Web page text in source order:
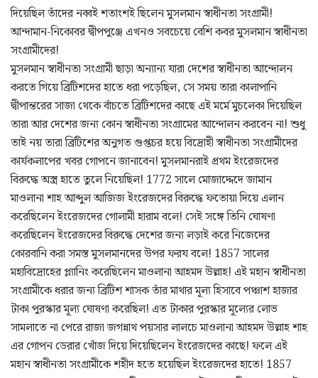
দিয়েছিল তাঁদের নব্বই শতাংশই ছিলেন মুসলমান স্বাধীনতা সংগ্রামী!
আন্দামান-নিকোবর দ্বীপপুঞ্জে এখনও সবচেয়ে বেশি কবর মুসলমান স্বাধীনতা
সংগ্রামীদের!
মুসলমান স্বাধীনতা সংগ্রামী ছাড়া অন্যান্য যারা দেশের স্বাধীনতা আন্দোলন
করতে গিয়ে ব্রিটিশদের হাতে ধরা পড়েছিল, সে সময় তারা কালাপানি
দ্বীপান্তরের সাজা থেকে বাঁচতে ব্রিটিশদের কাছে এই মর্মে মুচলেকা দিয়েছিল
তারা আর দেশের জন্য কোন স্বাধীনতা সংগ্রামের আন্দোলন করবেন না! শুধু
তাই নয় তারা ব্রিটিশের অনুগত গুপ্তচর হয়ে বিদ্রোহী স্বাধীনতা সংগ্রামীদের
কার্যকলাপের খবর গোপনে জানাবেন! মুসলমানরাই প্রথম ইংরেজদের
বিরুদ্ধে অস্ত্র হাতে তুলে নিয়েছিল! 1772 সালে মোজাদ্দেদে জামান
মাওলানা শাহ আব্দুল আজিজ ইংরেজদের বিরুদ্ধে ফতোয়া দিয়ে এলান
করেছিলেন ইংরেজদের গোলামী হারাম বলে! সেই সঙ্গে তিনি ঘোষণা
করেছিলেন ইংরেজদের বিরুদ্ধে দেশের জন্য লড়াই করে নিজেদের
কোরবানি করা সমস্ত মুসলমানদের উপর ফরয বলে! 1857 সালের
মহাবিদ্রোহের প্ল্যানিং করেছিলেন মাওলানা আহমদ উল্লাহ! এই মহান স্বাধীনতা
সংগ্রামীকে ধরার জন্য ব্রিটিশ শাসক তাঁর মাথার মূল্য হিসাবে পঞ্চাশ হাজার
টাকা পুরস্কার মূল্য ঘোষণা করেছিল! এত টাকার পুরস্কার মূল্যের লোভ
সামলাতে না পেরে রাজা জগন্নাথ পয়সার লালচে মাওলানা আহমদ উল্লাহ শাহ
এর গোপন ডেরার খোঁজ দিয়ে দিয়েছিলেন ইংরেজদের কাছে! ফলে এই
মহান স্বাধীনতা সংগ্রামীকে শহীদ হতে হয়েছিল ইংরেজদের হাতে! 1857